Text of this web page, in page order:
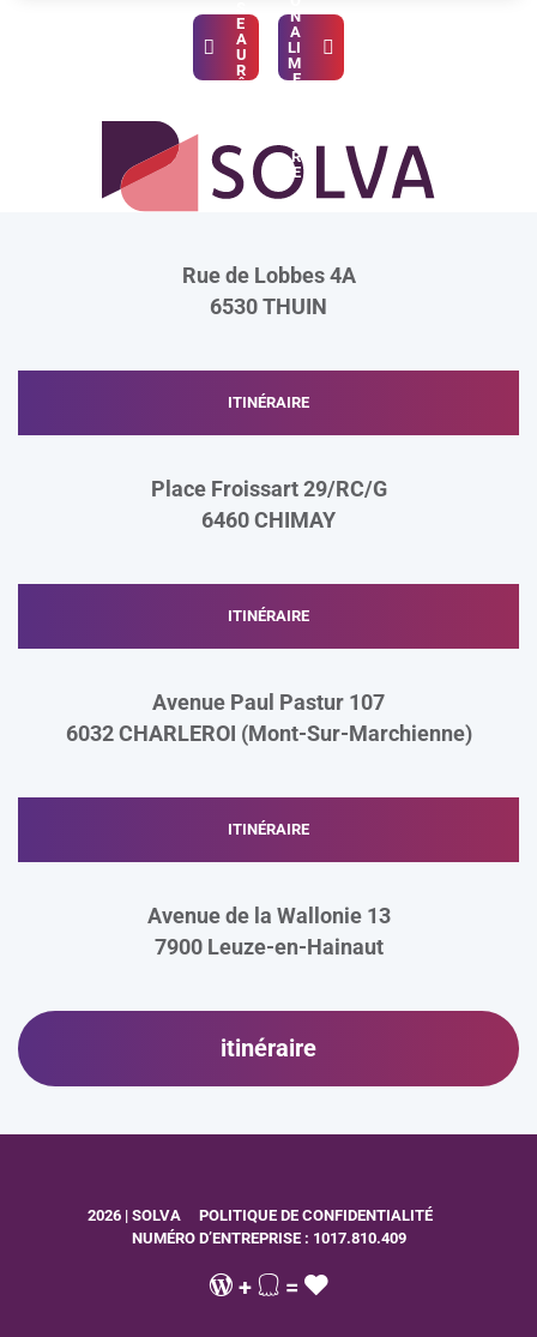
Navigation de l’article
E
A
U
R
Ô
N
A
LI
M
E
R
E
Rue de Lobbes 4A
6530 THUIN
ITINÉRAIRE
Place Froissart 29/RC/G
6460 CHIMAY
ITINÉRAIRE
Avenue Paul Pastur 107
6032 CHARLEROI (Mont-Sur-Marchienne)
ITINÉRAIRE
Avenue de la Wallonie 13
7900 Leuze-en-Hainaut
itinéraire
2026 | SOLVA
POLITIQUE DE CONFIDENTIALITÉ
NUMÉRO D’ENTREPRISE : 1017.810.409
+ =